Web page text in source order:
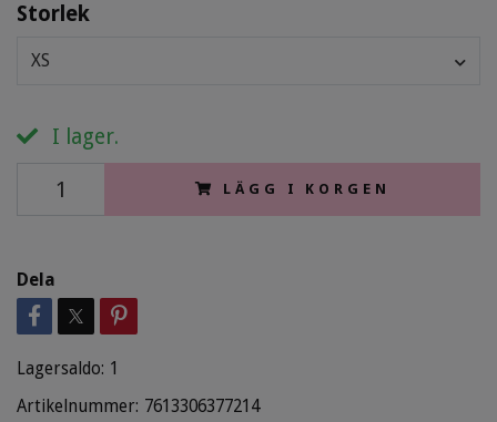
Storlek
XS
I lager.
LÄGG I KORGEN
Dela
Lagersaldo: 1
Artikelnummer: 7613306377214